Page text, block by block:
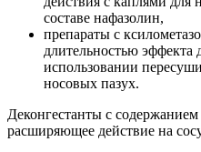
составе нафазолин,
препараты с
длительностью эффекта
использовании
носовых пазух.
Деконгестанты с
расширяющее действие на